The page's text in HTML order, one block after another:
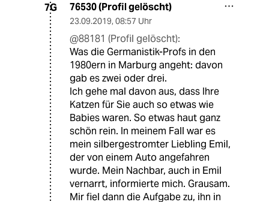
7G 76530 (Profil gelöscht)
23.09.2019, 08:57 Uhr
@88181 (Profil gelöscht):
Was die Germanistik-Profs in den
1980ern in Marburg angeht: davon
gab es zwei oder drei.
Ich gehe mal davon aus, dass Ihre
Katzen für Sie auch so etwas wie
Babies waren. So etwas haut ganz
schön rein. In meinem Fall war es
mein silbergestromter Liebling Emil,
der von einem Auto angefahren
wurde. Mein Nachbar, auch in Emil
vernarrt, informierte mich. Grausam.
Mir fiel dann die Aufgabe zu, ihn in